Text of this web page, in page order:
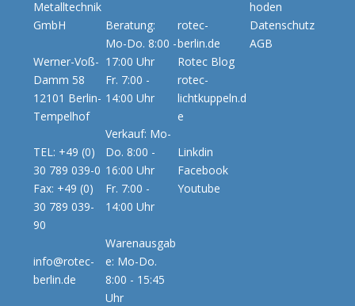
Metalltechnik
GmbH
Werner-Voß-
Damm 58
12101 Berlin-
Tempelhof
TEL: +49 (0)
30 789 039-0
Fax: +49 (0)
30 789 039-
90
info@rotec-
berlin.de
Beratung:
Mo-Do. 8:00 -
17:00 Uhr
Fr. 7:00 -
14:00 Uhr
Verkauf: Mo-
Do. 8:00 -
16:00 Uhr
Fr. 7:00 -
14:00 Uhr
Warenausgab
e: Mo-Do.
8:00 - 15:45
Uhr
rotec-
berlin.de
Rotec Blog
rotec-
lichtkuppeln.d
e
Linkdin
Facebook
Youtube
hoden
Datenschutz
AGB